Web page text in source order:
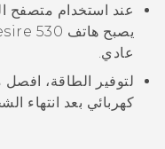
عند استخدام متصفح
يصبح هاتف 530
عادي.
لتوفير الطاقة،
كهربائي بعد انتهاء